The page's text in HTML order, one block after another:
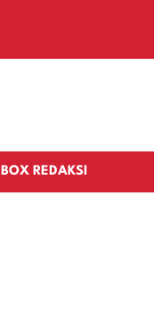
BOX REDAKSI